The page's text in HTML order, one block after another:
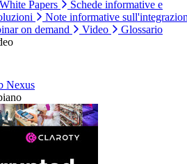
White Papers
Schede informative e
Note informative
on demand Video
Glossario
Nexus